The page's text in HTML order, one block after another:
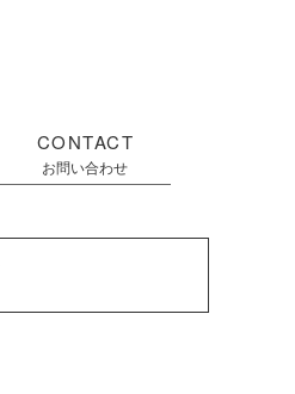
CONTACT
お問い合わせ